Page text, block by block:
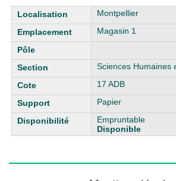
Liste des exemplaires
Montpellier
Magasin 1
Sciences Humaines
17 ADB
Papier
Empruntable
Disponible